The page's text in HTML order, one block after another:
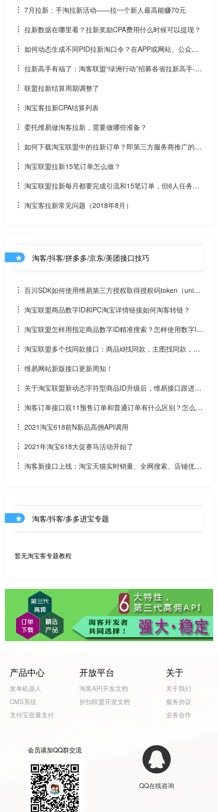
7月拉新：手淘拉新活动——拉一个新人最高能赚70元
拉新数据在哪里看？拉新奖励CPA费用什么时候可以提现？
如何动态生成不同PID拉新淘口令？在APP或网站、公众号
中实时生成拉新口令
拉新高手有福了：淘客联盟“绿洲行动”招募各省拉新高手--
额外奖励+官方颁奖
联盟拉新结算周期调整了
淘宝客拉新CPA结算列表
委托维易做淘客拉新，需要做哪些准备？
如何下载淘宝联盟中的拉新订单？即第三方服务商推广的订
单接口
淘宝联盟拉新15笔订单怎么做？
淘宝联盟拉新每月都要完成引流和15笔订单，但6人任务可
持续到年底，不引流是否会影响高佣？
淘宝客拉新常见问题（2018年8月）
淘客/抖客/拼多多/京东/美团接口技巧
百川SDK如何使用维易第三方授权取得授权码token（uniap
p）淘宝联盟商品数字ID和PC淘宝详情链接如何淘客转链？
淘宝联盟怎样用指定商品数字ID精准搜索？怎样使用数字ID
和场景ID2转链？
淘宝联盟多个找同款接口：商品id找同款，主图找同款，SK
U找同款
维易网站新版接口更新周知！
关于淘宝联盟新动态字符型商品ID升级后，维易接口跟进情
况和API调用说明
淘客订单接口双11预售订单和普通订单有什么区别？怎么区
分是淘客双11预售订单是否已付尾款？预售中支付了定金的宝
贝该如何计算佣金
2021淘宝618前N新品高佣API调用
2021年淘宝618大促赛马活动开始了
淘客新接口上线：淘宝天猫实时销量、全网搜索、店铺优惠
淘客/抖客/多多进宝专题
暂无淘宝客专题教程
产品中心
发单机器人
CMS系统
支付宝批量支付
开放平台
淘客API开发文档
折扣联盟开发文档
关于
关于我们
服务协议
业务合作
会员请加QQ群交流
QQ在线咨询